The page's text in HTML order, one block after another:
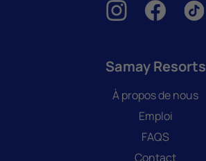
Samay Resorts
À propos de nous
Emploi
FAQS
Contact